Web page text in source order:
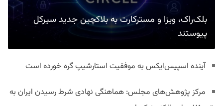
بلک‌راک، ویزا و مسترکارت به بلاکچین جدید سیرکل
پیوستند
آینده اسپیس‌ایکس به موفقیت استارشیپ گره خورده است
مرکز پژوهش‌های مجلس: هماهنگی نهادی شرط رسیدن ایران به